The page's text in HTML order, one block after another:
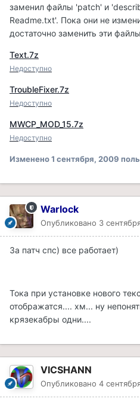
заменил файлы 'patch' и
Readme.txt'. Пока они не
достаточно заменить эти
Text.7z
Недоступно
TroubleFixer.7z
Недоступно
MWCP_MOD_15.7z
Недоступно
Изменено1 сентября, 2009
Warlock
Опубликовано 3
За патч спс) все работает)
Тока при установке нового
отображатся.... хм... ну
крязекабры одни....
VICSHANN
Опубликовано 4